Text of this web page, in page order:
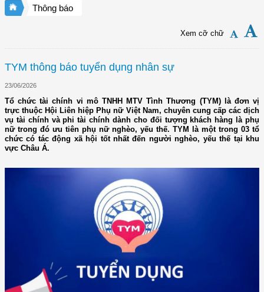
Thông báo
Xem cỡ chữ
TYM thông báo tuyển dụng nhân sự
23/06/2026
Tổ chức tài chính vi mô TNHH MTV Tình Thương (TYM) là đơn vị
trực thuộc Hội Liên hiệp Phụ nữ Việt Nam, chuyên cung cấp các dịch
vụ tài chính và phi tài chính dành cho đối tượng khách hàng là phụ
nữ trong đó ưu tiên phụ nữ nghèo, yếu thế. TYM là một trong 03 tổ
chức có tác động xã hội tốt nhất đến người nghèo, yếu thế tại khu
vực Châu Á.